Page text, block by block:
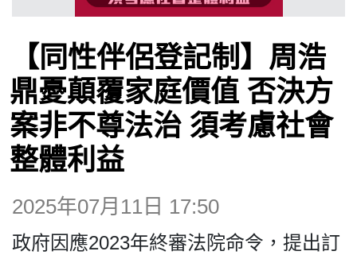
時事
觀點
博客
投票
視頻
【同性伴侶登記制】周浩
鼎憂顛覆家庭價值 否決方
案非不尊法治 須考慮社會
整體利益
2025年07月11日 17:50
政府因應2023年終審法院命令，提出訂